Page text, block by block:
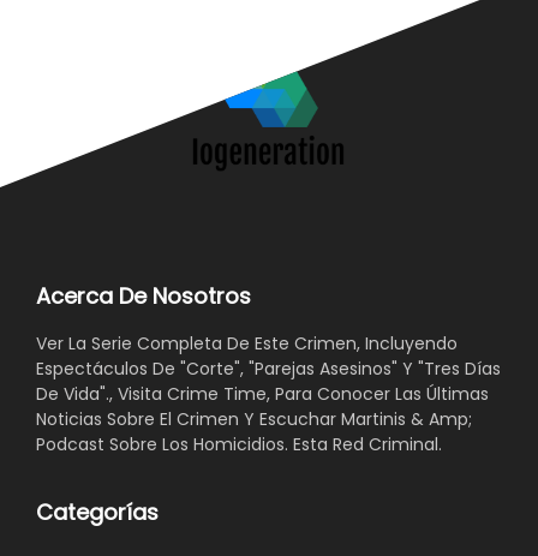
Acerca De Nosotros
Ver La Serie Completa De Este Crimen, Incluyendo
Espectáculos De "Corte", "Parejas Asesinos" Y "Tres Días
De Vida"., Visita Crime Time, Para Conocer Las Últimas
Noticias Sobre El Crimen Y Escuchar Martinis & Amp;
Podcast Sobre Los Homicidios. Esta Red Criminal.
Categorías